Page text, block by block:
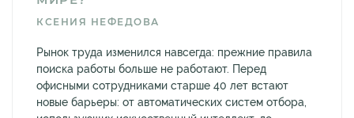
КСЕНИЯ НЕФЕДОВА
Рынок труда изменился навсегда: прежние правила
поиска работы больше не работают. Перед
офисными сотрудниками старше 40 лет встают
новые барьеры: от автоматических систем отбора,